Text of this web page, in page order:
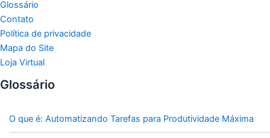
Glossário
Contato
Política de privacidade
Mapa do Site
Loja Virtual
Glossário
O que é: Automatizando Tarefas para Produtividade Máxima